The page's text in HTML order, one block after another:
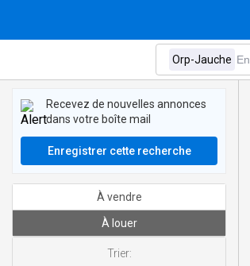
Recevez de nouvelles annonces
dans votre boîte mail
Enregistrer cette recherche
À vendre
À louer
Trier: